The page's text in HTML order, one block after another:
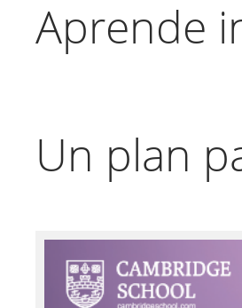
Aprende
Un plan